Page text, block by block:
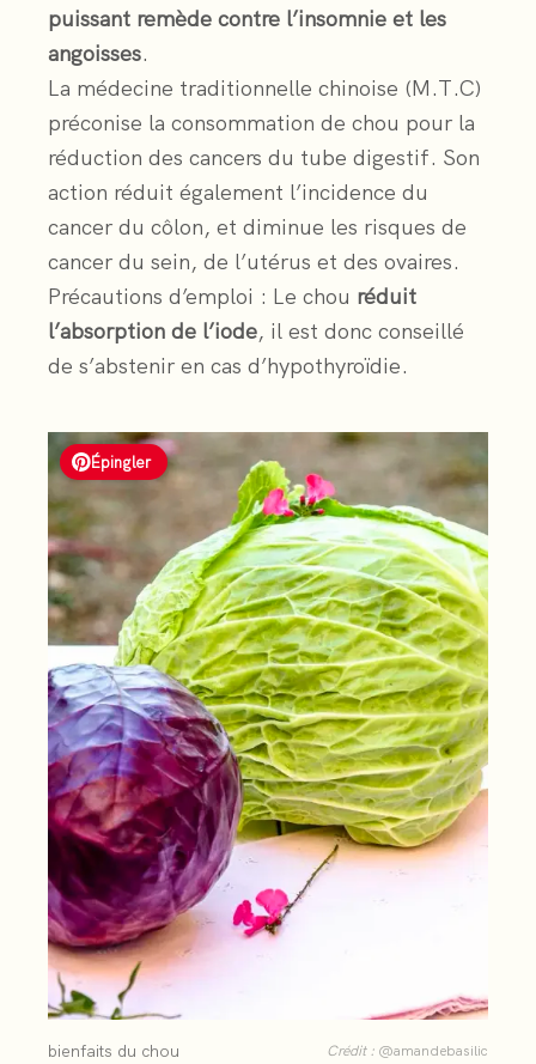
puissant remède contre l’insomnie et les
angoisses.
La médecine traditionnelle chinoise (M.T.C)
préconise la consommation de chou pour la
réduction des cancers du tube digestif. Son
action réduit également l’incidence du
cancer du côlon, et diminue les risques de
cancer du sein, de l’utérus et des ovaires.
Précautions d’emploi : Le chou réduit
l’absorption de l’iode, il est donc conseillé
de s’abstenir en cas d’hypothyroïdie.
Épingler
bienfaits du chou Crédit : @amandebasilic